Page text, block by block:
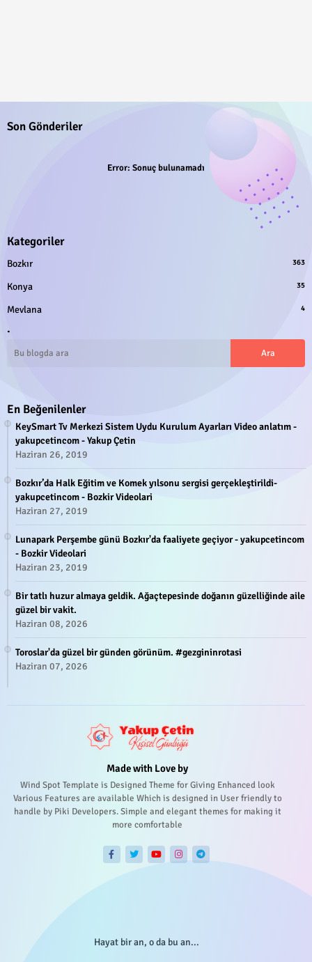
Son Gönderiler
Error: Sonuç bulunamadı
Kategoriler
Bozkır 363
Konya 35
Mevlana 4
.
En Beğenilenler
KeySmart Tv Merkezi Sistem Uydu Kurulum Ayarları Video anlatım -
yakupcetincom - Yakup Çetin
Haziran 26, 2019
Bozkır’da Halk Eğitim ve Komek yılsonu sergisi gerçekleştirildi-
yakupcetincom - Bozkir Videolari
Haziran 27, 2019
Lunapark Perşembe günü Bozkır'da faaliyete geçiyor - yakupcetincom
- Bozkir Videolari
Haziran 23, 2019
Bir tatlı huzur almaya geldik. Ağaçtepesinde doğanın güzelliğinde aile
güzel bir vakit.
Haziran 08, 2026
Toroslar'da güzel bir günden görünüm. #gezgininrotasi
Haziran 07, 2026
Made with Love by
Wind Spot Template is Designed Theme for Giving Enhanced look
Various Features are available Which is designed in User friendly to
handle by Piki Developers. Simple and elegant themes for making it
more comfortable
Hayat bir an, o da bu an...